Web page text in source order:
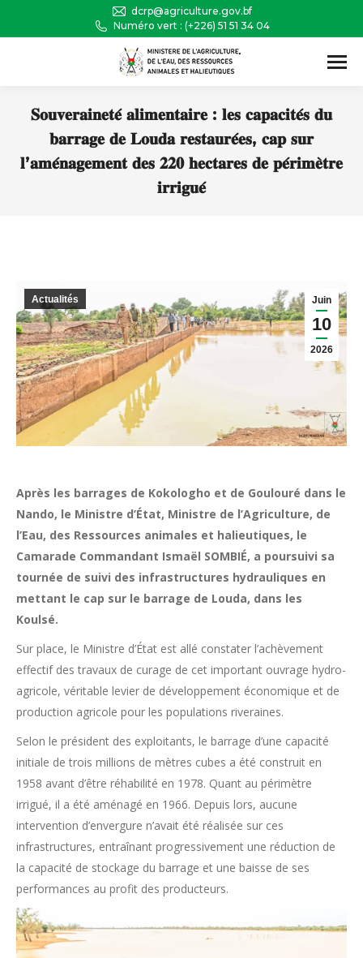
dcrp@agriculture.gov.bf
Numéro vert : (+226) 51 51 34 04
𝐒𝐨𝐮𝐯𝐞𝐫𝐚𝐢𝐧𝐞𝐭𝐞́ 𝐚𝐥𝐢𝐦𝐞𝐧𝐭𝐚𝐢𝐫𝐞 : 𝐥𝐞𝐬 𝐜𝐚𝐩𝐚𝐜𝐢𝐭𝐞́𝐬 𝐝𝐮
𝐛𝐚𝐫𝐫𝐚𝐠𝐞 𝐝𝐞 𝐋𝐨𝐮𝐝𝐚 𝐫𝐞𝐬𝐭𝐚𝐮𝐫𝐞́𝐞𝐬, 𝐜𝐚𝐩 𝐬𝐮𝐫
𝐥’𝐚𝐦𝐞́𝐧𝐚𝐠𝐞𝐦𝐞𝐧𝐭 𝐝𝐞𝐬 𝟐𝟐𝟎 𝐡𝐞𝐜𝐭𝐚𝐫𝐞𝐬 𝐝𝐞 𝐩𝐞́𝐫𝐢𝐦𝐞̀𝐭𝐫𝐞
𝐢𝐫𝐫𝐢𝐠𝐮𝐞́
Juin
10
2026
Actualités
Après les barrages de Kokologho et de Goulouré dans le
Nando, le Ministre d’État, Ministre de l’Agriculture, de
l’Eau, des Ressources animales et halieutiques, le
Camarade Commandant Ismaël SOMBIÉ, a poursuivi sa
tournée de suivi des infrastructures hydrauliques en
mettant le cap sur le barrage de Louda, dans les
Koulsé.
Sur place, le Ministre d’État est allé constater l’achèvement
effectif des travaux de curage de cet important ouvrage hydro-
agricole, véritable levier de développement économique et de
production agricole pour les populations riveraines.
Selon le président des exploitants, le barrage d’une capacité
initiale de trois millions de mètres cubes a été construit en
1958 avant d’être réhabilité en 1978. Quant au périmètre
irrigué, il a été aménagé en 1966. Depuis lors, aucune
intervention d’envergure n’avait été réalisée sur ces
infrastructures, entraînant progressivement une réduction de
la capacité de stockage du barrage et une baisse de ses
performances au profit des producteurs.